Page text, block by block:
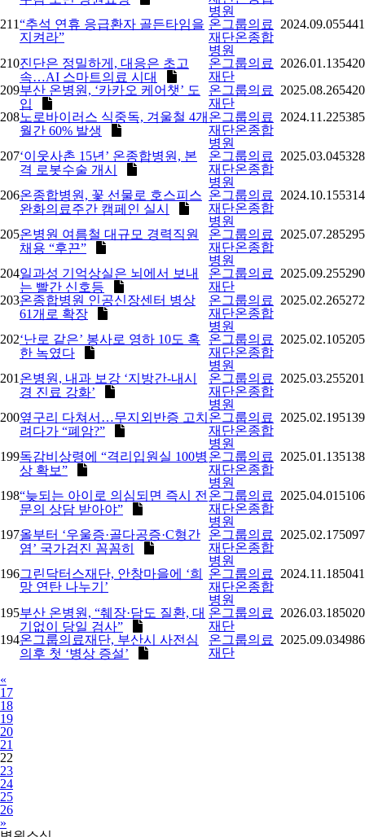
병원
211“추석 연휴 응급환자 골든타임을
지켜라”
온그룹의료
재단온종합
병원
2024.09.055441
210진단은 정밀하게, 대응은 초고
속…AI 스마트의료 시대
온그룹의료
재단
2026.01.135420
209부산 온병원, ‘카카오 케어챗’ 도
입
온그룹의료
재단
2025.08.265420
208노로바이러스 식중독, 겨울철 4개
월간 60% 발생
온그룹의료
재단온종합
병원
2024.11.225385
207‘이웃사촌 15년’ 온종합병원, 본
격 로봇수술 개시
온그룹의료
재단온종합
병원
2025.03.045328
206온종합병원, 꽃 선물로 호스피스
완화의료주간 캠페인 실시
온그룹의료
재단온종합
병원
2024.10.155314
205온병원 여름철 대규모 경력직원
채용 “후끈”
온그룹의료
재단온종합
병원
2025.07.285295
204일과성 기억상실은 뇌에서 보내
는 빨간 신호등
온그룹의료
재단
2025.09.255290
203온종합병원 인공신장센터 병상
61개로 확장
온그룹의료
재단온종합
병원
2025.02.265272
202‘난로 같은’ 봉사로 영하 10도 혹
한 녹였다
온그룹의료
재단온종합
병원
2025.02.105205
201 온병원, 내과 보강 ‘지방간-내시
경 진료 강화’
온그룹의료
재단온종합
병원
2025.03.255201
200옆구리 다쳐서…무지외반증 고치
려다가 “폐암?”
온그룹의료
재단온종합
병원
2025.02.195139
199독감비상령에 “격리입원실 100병
상 확보”
온그룹의료
재단온종합
병원
2025.01.135138
198“늦되는 아이로 의심되면 즉시 전
문의 상담 받아야”
온그룹의료
재단온종합
병원
2025.04.01 5106
197올부터 ‘우울증·골다공증·C형간
염’ 국가검진 꼼꼼히
온그룹의료
재단온종합
병원
2025.02.175097
196그린닥터스재단, 안창마을에 ‘희
망 연탄 나누기’
온그룹의료
재단온종합
병원
2024.11.185041
195부산 온병원, “췌장·담도 질환, 대
기없이 당일 검사”
온그룹의료
재단
2026.03.185020
194온그룹의료재단, 부산시 사전심
의후 첫 ‘병상 증설’
온그룹의료
재단
2025.09.034986
«
17
18
19
20
21
22
23
24
25
26
»